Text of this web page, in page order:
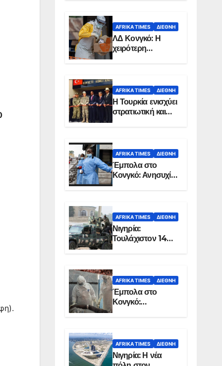
AFRIKA TIMES ΔΙΕΘΝΉ
ΛΔ Κονγκό: Η
χειρότερη
επιδημία Έμπολα
χώρας
AFRIKA TIMES ΔΙΕΘΝΉ
Η Τουρκία ενισχύει
στρατιωτική και
ενεργειακή
Σομαλία
AFRIKA TIMES ΔΙΕΘΝΉ
Έμπολα στο
Κονγκό: Ανησυχία
για τη μεγάλη
AFRIKA TIMES ΔΙΕΘΝΉ
Νιγηρία:
Τουλάχιστον 14
νεκροί από
στην Οτούκπο
AFRIKA TIMES ΔΙΕΘΝΉ
Έμπολα στο
Κονγκό:
Ξεπέρασαν τους
AFRIKA TIMES ΔΙΕΘΝΉ
Νιγηρία: Η νέα